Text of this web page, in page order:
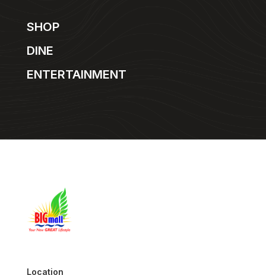
SHOP
DINE
ENTERTAINMENT
Location